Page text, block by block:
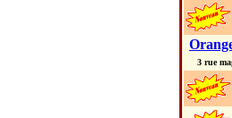
3 rue